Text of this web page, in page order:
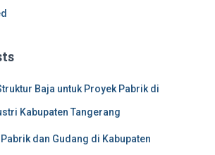
Baja untuk Proyek Pabrik di
Kabupaten Tangerang
dan Gudang di Kabupaten